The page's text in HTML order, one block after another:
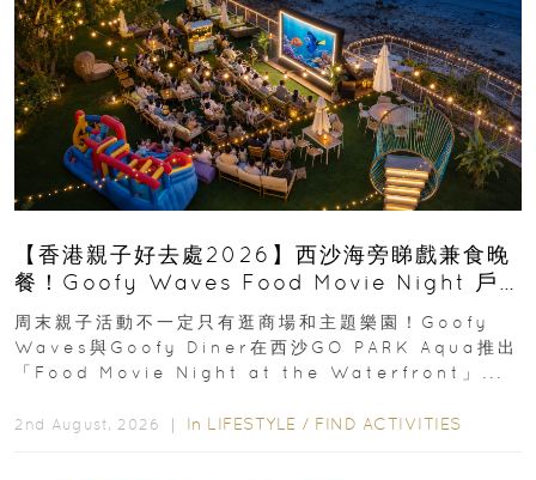
【香港親子好去處2026】西沙海旁睇戲兼食晚
餐！Goofy Waves Food Movie Night 戶
外影院逢週末登場
周末親子活動不一定只有逛商場和主題樂園！Goofy
Waves與Goofy Diner在西沙GO PARK Aqua推出
「Food Movie Night at the Waterfront」...
2nd August, 2026 ｜ In LIFESTYLE / FIND ACTIVITIES